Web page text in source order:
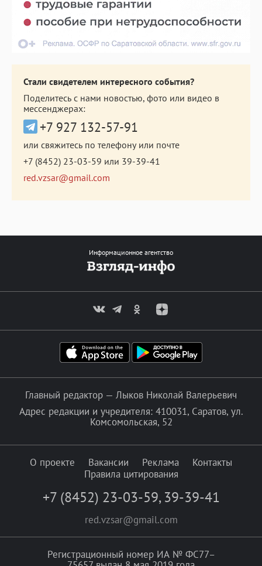
Стали свидетелем интересного события?
Поделитесь с нами новостью, фото или видео в
мессенджерах:
+7 927 132-57-91
или свяжитесь по телефону или почте
+7 (8452) 23-03-59 или 39-39-41
red.vzsar@gmail.com
Информационное агентство
Главный редактор — Лыков Николай Валерьевич
Адрес редакции и учредителя: 410031, Саратов, ул.
Комсомольская, 52
О проекте Вакансии Реклама
Контакты
Правила цитирования
+7 (8452) 23-03-59, 39-39-41
red.vzsar@gmail.com
Регистрационный номер ИА № ФС77–